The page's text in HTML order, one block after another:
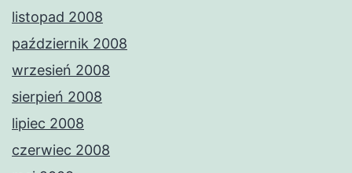
listopad 2008
październik 2008
wrzesień 2008
sierpień 2008
lipiec 2008
czerwiec 2008